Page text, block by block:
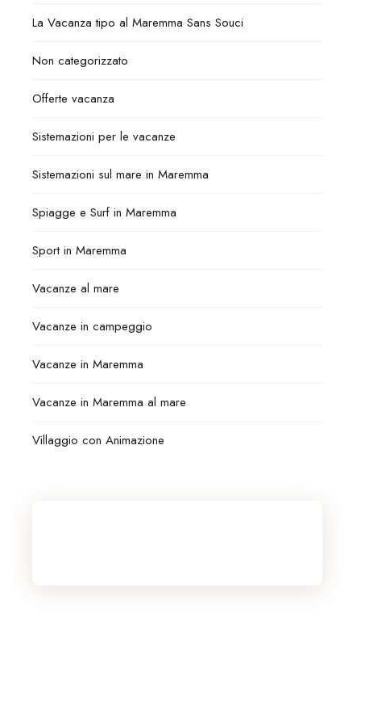
La Vacanza tipo al Maremma Sans Souci
Non categorizzato
Offerte vacanza
Sistemazioni per le vacanze
Sistemazioni sul mare in Maremma
Spiagge e Surf in Maremma
Sport in Maremma
Vacanze al mare
Vacanze in campeggio
Vacanze in Maremma
Vacanze in Maremma al mare
Villaggio con Animazione